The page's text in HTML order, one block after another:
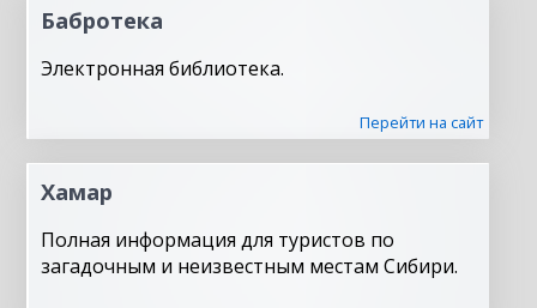
Бабротека
Электронная библиотека.
Перейти на сайт
Хамар
Полная информация для туристов по
загадочным и неизвестным местам Сибири.